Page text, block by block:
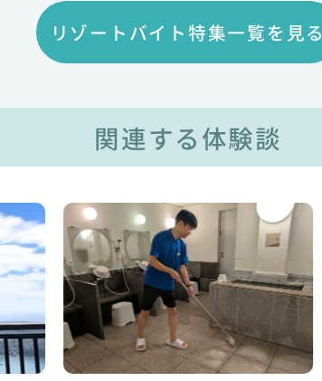
リゾートバイト特集一覧を見る
関連する体験談